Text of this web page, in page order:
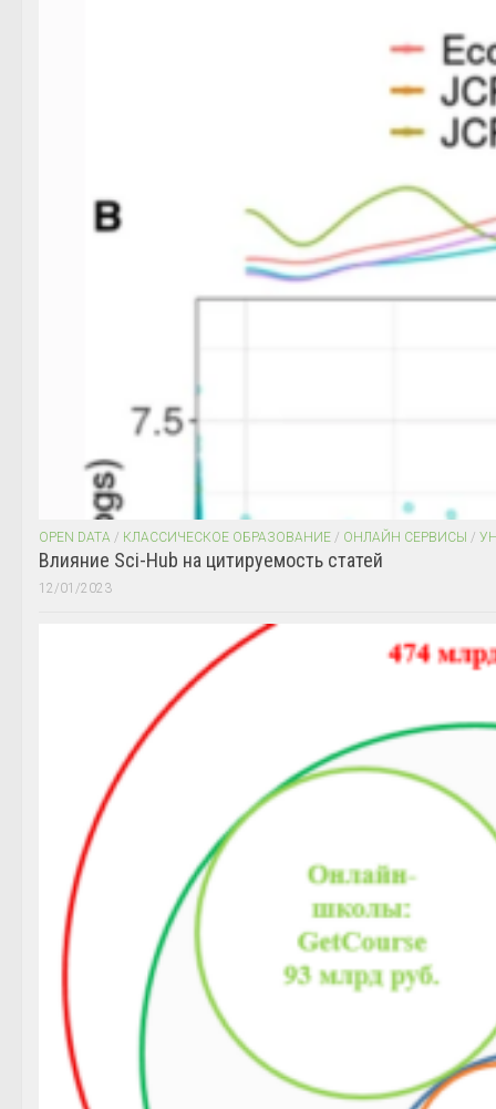
OPEN DATA / КЛАССИЧЕСКОЕ ОБРАЗОВАНИЕ / ОНЛАЙН СЕРВИСЫ /
Влияние Sci-Hub на цитируемость статей
12/01/2023